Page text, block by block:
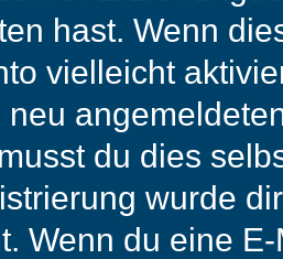
hast. Wenn
vielleicht
neu
du dies
wurde
Wenn du eine